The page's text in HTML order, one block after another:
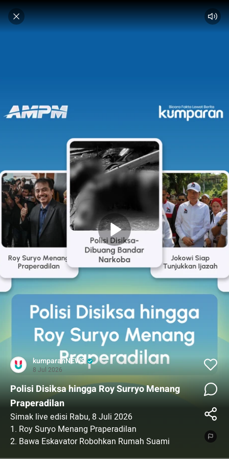
kumparanNEWS
8 Jul 2026
Polisi Disiksa hingga Roy Surryo Menang
Praperadilan
Simak live edisi Rabu, 8 Juli 2026
1.⁠ ⁠Roy Suryo Menang Praperadilan
2.⁠ ⁠Bawa Eskavator Robohkan Rumah Suami